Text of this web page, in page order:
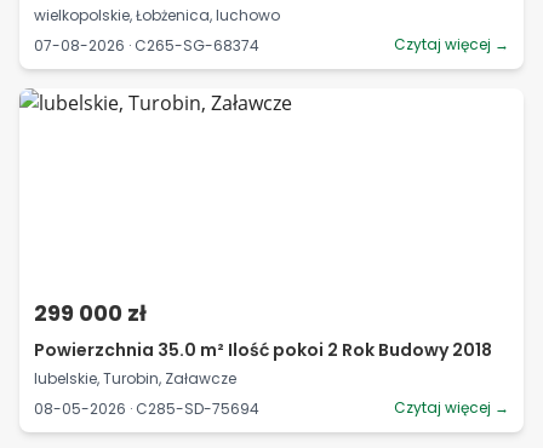
wielkopolskie, Łobżenica, luchowo
07-08-2026 · C265-SG-68374
Czytaj więcej →
299 000 zł
Powierzchnia 35.0 m² Ilość pokoi 2 Rok Budowy 2018
lubelskie, Turobin, Załawcze
08-05-2026 · C285-SD-75694
Czytaj więcej →